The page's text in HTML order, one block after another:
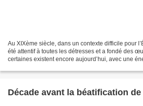
Au XIXème siècle, dans un contexte difficile pour
été attentif à toutes les détresses et a fondé des
certaines existent encore aujourd’hui, avec une
Décade avant la béatification de